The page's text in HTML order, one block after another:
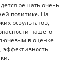
решать очень
политике. На
результатов,
нашего
в оценке
эффективность